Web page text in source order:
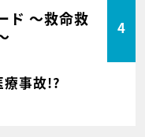
ド ～救命救
4
事故!?